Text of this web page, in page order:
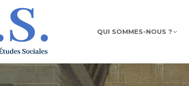
QUI SOMMES-NOUS ?